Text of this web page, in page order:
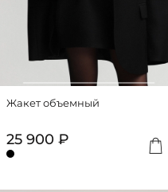
Жакет объемный
25 900 ₽